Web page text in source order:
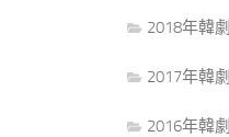
2018年韓劇
2017年韓劇
2016年韓劇